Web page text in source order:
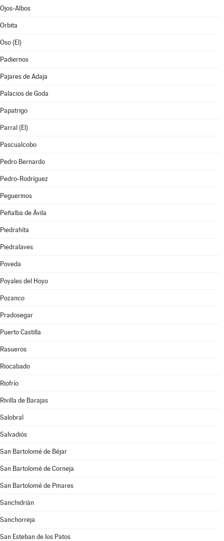
Ojos-Albos
Orbita
Oso (El)
Padiernos
Pajares de Adaja
Palacios de Goda
Papatrigo
Parral (El)
Pascualcobo
Pedro Bernardo
Pedro-Rodríguez
Peguerinos
Peñalba de Ávila
Piedrahíta
Piedralaves
Poveda
Poyales del Hoyo
Pozanco
Pradosegar
Puerto Castilla
Rasueros
Riocabado
Riofrío
Rivilla de Barajas
Salobral
Salvadiós
San Bartolomé de Béjar
San Bartolomé de Corneja
San Bartolomé de Pinares
Sanchidrián
Sanchorreja
San Esteban de los Patos